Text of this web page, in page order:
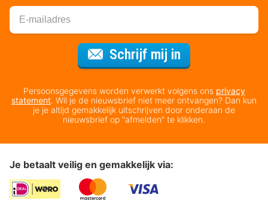
Schrijf mij in
Persoonsgegevens worden verwerkt volgens ons privacy
statement. Wil je de nieuwsbrief niet meer ontvangen? Dan kun
je je altijd gemakkelijk uitschrijven door onderaan de
nieuwsbrief op “afmelden” te klikken.
Je betaalt veilig en gemakkelijk via: